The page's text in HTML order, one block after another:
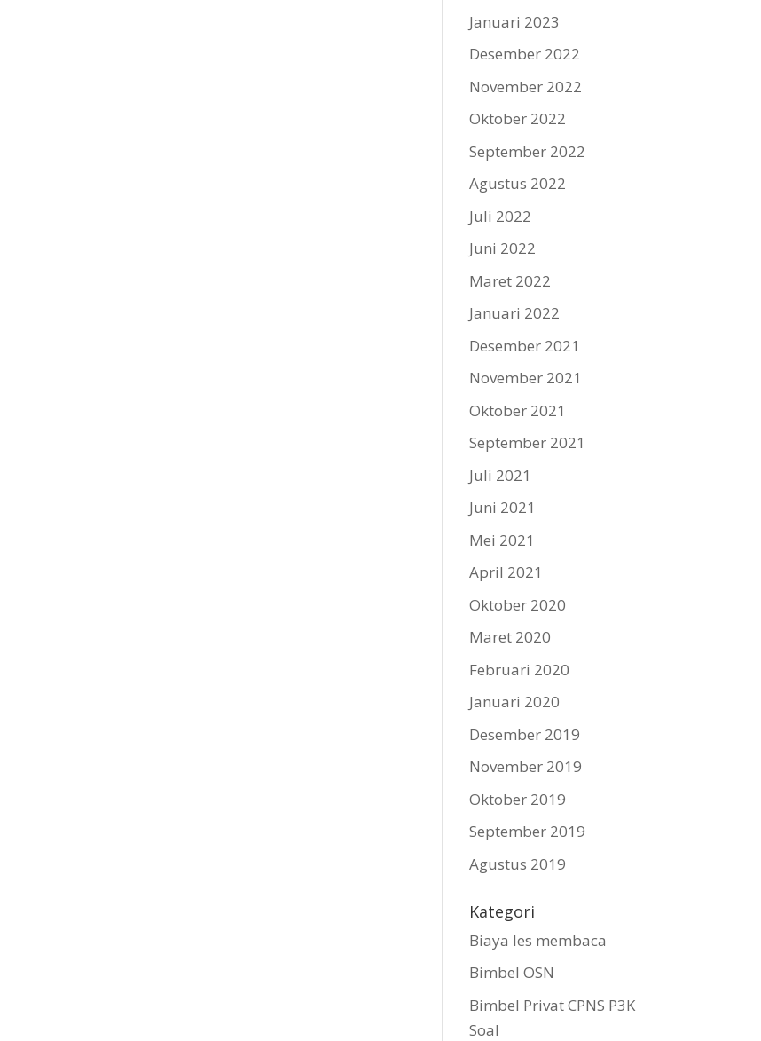
Januari 2023
Desember 2022
November 2022
Oktober 2022
September 2022
Agustus 2022
Juli 2022
Juni 2022
Maret 2022
Januari 2022
Desember 2021
November 2021
Oktober 2021
September 2021
Juli 2021
Juni 2021
Mei 2021
April 2021
Oktober 2020
Maret 2020
Februari 2020
Januari 2020
Desember 2019
November 2019
Oktober 2019
September 2019
Agustus 2019
Kategori
Biaya les membaca
Bimbel OSN
Bimbel Privat CPNS P3K
Soal